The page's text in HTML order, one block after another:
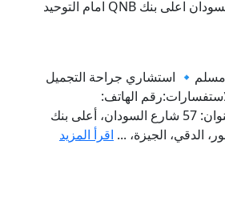
57 شارع السودان اعلى بنك QNB امام التوحيد
مسلم🔹 استشاري جراحة التجميل
الهاتف:
01000463344 📍 العنوان: 57 شارع السودان، أعلى بنك
اقرأ المزيد